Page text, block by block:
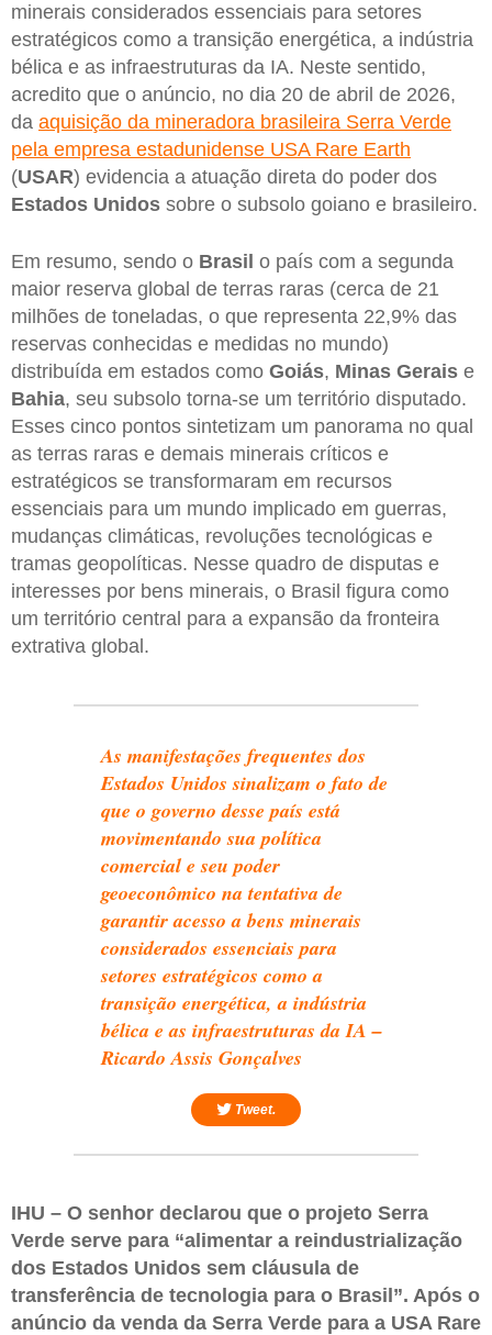
minerais considerados essenciais para setores
estratégicos como a transição energética, a indústria
bélica e as infraestruturas da IA. Neste sentido,
acredito que o anúncio, no dia 20 de abril de 2026,
da aquisição da mineradora brasileira Serra Verde
pela empresa estadunidense USA Rare Earth
(USAR) evidencia a atuação direta do poder dos
Estados Unidos sobre o subsolo goiano e brasileiro.
Em resumo, sendo o Brasil o país com a segunda
maior reserva global de terras raras (cerca de 21
milhões de toneladas, o que representa 22,9% das
reservas conhecidas e medidas no mundo)
distribuída em estados como Goiás, Minas Gerais e
Bahia, seu subsolo torna-se um território disputado.
Esses cinco pontos sintetizam um panorama no qual
as terras raras e demais minerais críticos e
estratégicos se transformaram em recursos
essenciais para um mundo implicado em guerras,
mudanças climáticas, revoluções tecnológicas e
tramas geopolíticas. Nesse quadro de disputas e
interesses por bens minerais, o Brasil figura como
um território central para a expansão da fronteira
extrativa global.
As manifestações frequentes dos
Estados Unidos sinalizam o fato de
que o governo desse país está
movimentando sua política
comercial e seu poder
geoeconômico na tentativa de
garantir acesso a bens minerais
considerados essenciais para
setores estratégicos como a
transição energética, a indústria
bélica e as infraestruturas da IA –
Ricardo Assis Gonçalves
Tweet.
IHU – O senhor declarou que o projeto Serra
Verde serve para “alimentar a reindustrialização
dos Estados Unidos sem cláusula de
transferência de tecnologia para o Brasil”. Após o
anúncio da venda da Serra Verde para a USA Rare